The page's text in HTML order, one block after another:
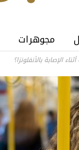
مجوهرات
الإصابة بالأنفلونزا؟